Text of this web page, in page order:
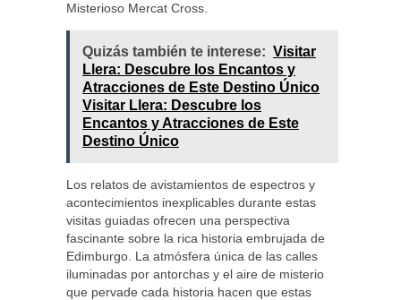
Misterioso Mercat Cross.
Quizás también te interese: Visitar
Llera: Descubre los Encantos y
Atracciones de Este Destino Único
Visitar Llera: Descubre los
Encantos y Atracciones de Este
Destino Único
Los relatos de avistamientos de espectros y
acontecimientos inexplicables durante estas
visitas guiadas ofrecen una perspectiva
fascinante sobre la rica historia embrujada de
Edimburgo. La atmósfera única de las calles
iluminadas por antorchas y el aire de misterio
que pervade cada historia hacen que estas